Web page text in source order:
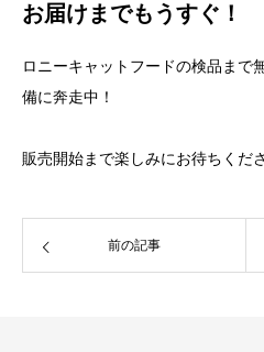
お届けまでもうすぐ！
ロニーキャットフードの検品まで
備に奔走中！
販売開始まで楽しみにお待ちくだ
前の記事